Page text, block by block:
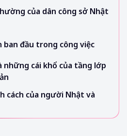
của dân công sở Nhật
ban đầu trong công việc
những cái khổ của tầng lớp
cách của người Nhật và